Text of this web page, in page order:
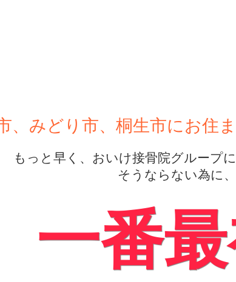
、みどり市、桐生市にお住
もっと早く、おいけ接骨院グループ
そうならない為に、
一番